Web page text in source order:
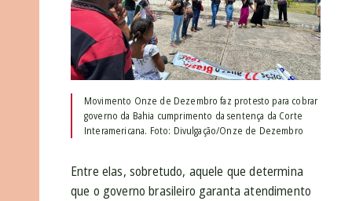
Movimento Onze de Dezembro faz protesto para cobrar
governo da Bahia cumprimento da sentença da Corte
Interamericana. Foto: Divulgação/Onze de Dezembro
Entre elas, sobretudo, aquele que determina
que o governo brasileiro garanta atendimento